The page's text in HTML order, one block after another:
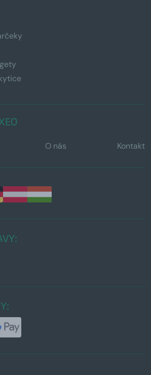
O nás Kontakt